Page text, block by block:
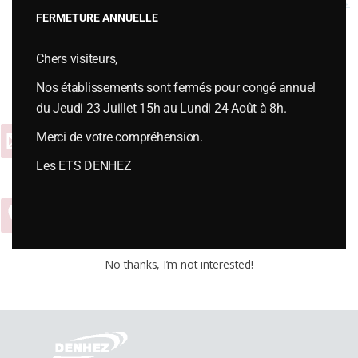
→
Vous souhaitez plus d’informations ou passer une commande,
contactez-nous :
Contact
FERMETURE ANNUELLE
Chers visiteurs,
Nos établissements sont fermés pour congé annuel
du Jeudi 23 Juillet 15h au Lundi 24 Août à 8h.
Merci de votre compréhension.
Les ETS DENHEZ
No thanks, I’m not interested!